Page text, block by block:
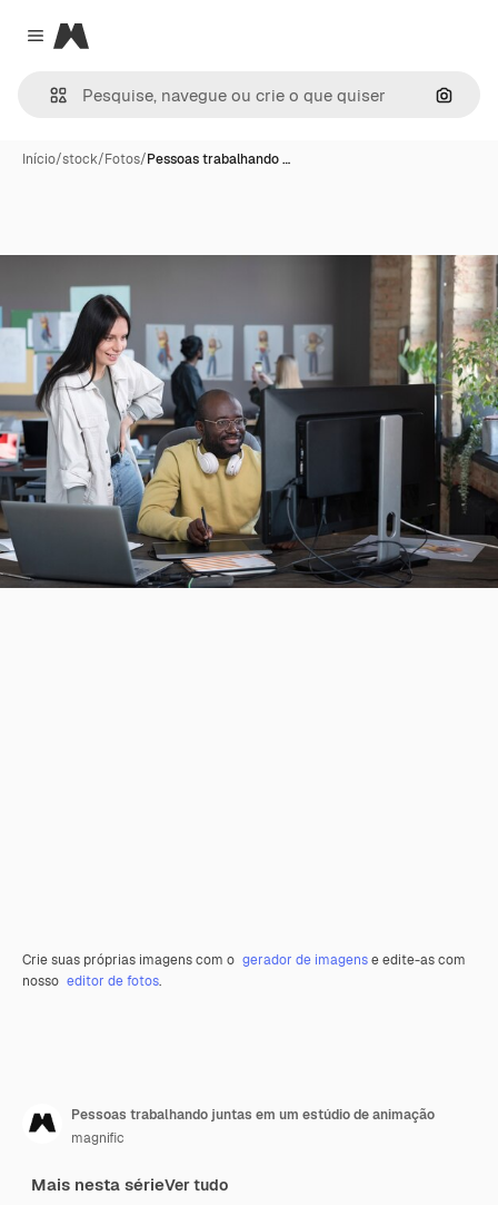
Close menu
Magnific
Início/stock/Fotos/Pessoas trabalhando …
Crie suas próprias imagens com o gerador de imagense edite-as com
nosso editor de fotos.
Pessoas trabalhando juntas em um estúdio de animação
magnific
Mais nesta sérieVer tudo